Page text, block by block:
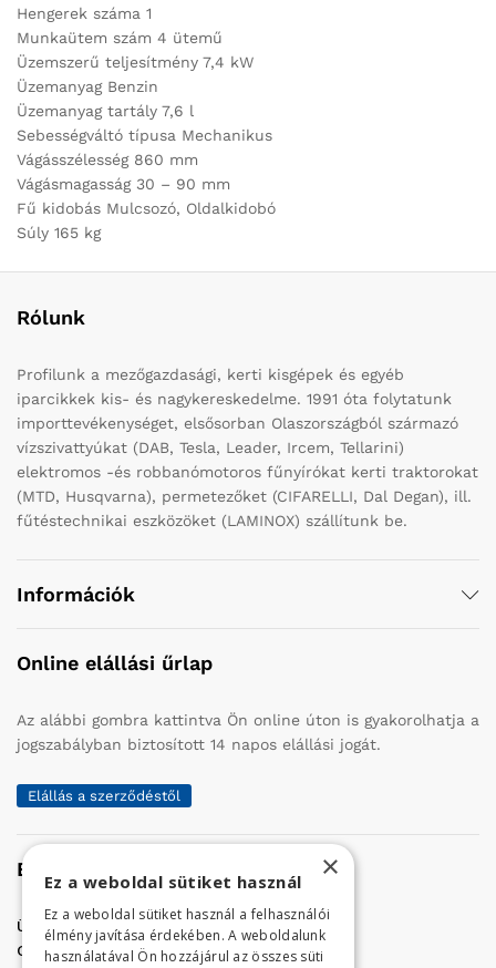
Hengerek száma 1
Munkaütem szám 4 ütemű
Üzemszerű teljesítmény 7,4 kW
Üzemanyag Benzin
Üzemanyag tartály 7,6 l
Sebességváltó típusa Mechanikus
Vágásszélesség 860 mm
Vágásmagasság 30 – 90 mm
Fű kidobás Mulcsozó, Oldalkidobó
Súly 165 kg
Rólunk
Profilunk a mezőgazdasági, kerti kisgépek és egyéb
iparcikkek kis- és nagykereskedelme. 1991 óta folytatunk
importtevékenységet, elsősorban Olaszországból származó
vízszivattyúkat (DAB, Tesla, Leader, Ircem, Tellarini)
elektromos -és robbanómotoros fűnyírókat kerti traktorokat
(MTD, Husqvarna), permetezőket (CIFARELLI, Dal Degan), ill.
fűtéstechnikai eszközöket (LAMINOX) szállítunk be.
Információk
Online elállási űrlap
Az alábbi gombra kattintva Ön online úton is gyakorolhatja a
jogszabályban biztosított 14 napos elállási jogát.
Elállás a szerződéstől
Elérhetőség
Üzletünk címe:
Szolnok, Vércse út 17.
Golf Center Áruház:06 (56) 423-324
×
Ez a weboldal sütiket használ
Ez a weboldal sütiket használ a felhasználói
élmény javítása érdekében. A weboldalunk
használatával Ön hozzájárul az összes süti